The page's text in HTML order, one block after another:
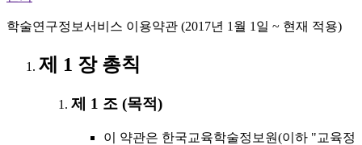
학술연구정보서비스 이용약관 (2017년 1월 1일 ~ 현재 적용)
제 1 장 총칙
제 1 조 (목적)
이 약관은 한국교육학술정보원(이하 "교육정